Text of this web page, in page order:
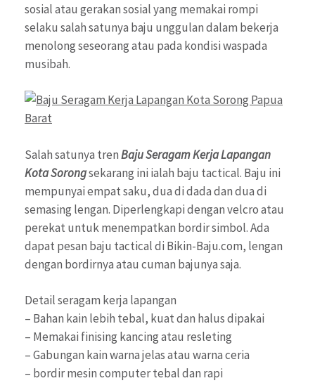
sosial atau gerakan sosial yang memakai rompi
selaku salah satunya baju unggulan dalam bekerja
menolong seseorang atau pada kondisi waspada
musibah.
Salah satunya trenBaju Seragam Kerja Lapangan
Kota Sorongsekarang ini ialah baju tactical. Baju ini
mempunyai empat saku, dua di dada dan dua di
semasing lengan. Diperlengkapi dengan velcro atau
perekat untuk menempatkan bordir simbol. Ada
dapat pesan baju tactical di Bikin-Baju.com, lengan
dengan bordirnya atau cuman bajunya saja.
Detail seragam kerja lapangan
– Bahan kain lebih tebal, kuat dan halus dipakai
– Memakai finising kancing atau resleting
– Gabungan kain warna jelas atau warna ceria
– bordir mesin computer tebal dan rapi